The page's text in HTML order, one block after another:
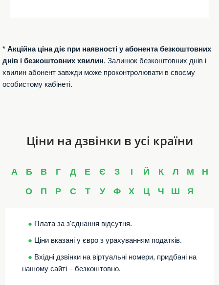
* Акційна ціна діє при наявності у абонента безкоштовних
днів і безкоштовних хвилин. Залишок безкоштовних днів і
хвилин абонент завжди може проконтролювати в своєму
особистому кабінеті.
Ціни на дзвінки в усі країни
А Б В Г Д Е Є З І Й К Л М
Н
О
П Р С Т У Ф Х Ц Ч Ш Я
● Плата за з'єднання відсутня.
● Ціни вказані у євро з урахуванням податків.
● Вхідні дзвінки на віртуальні номери, придбані на
нашому сайті – безкоштовно.